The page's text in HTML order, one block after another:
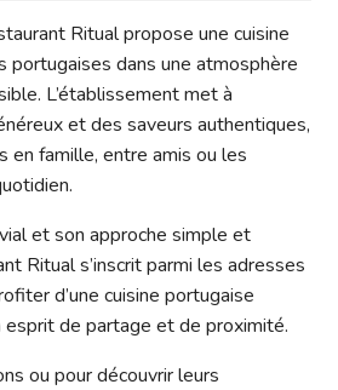
Ritualpropose une cuisine
portugaises dans une atmosphère
L’établissement met à
et des saveurs authentiques,
en famille, entre amis ou les
et son approche simple et
Ritual s’inscrit parmi les adresses
d’une cuisine portugaise
de partage et de proximité.
ou pour découvrir leurs